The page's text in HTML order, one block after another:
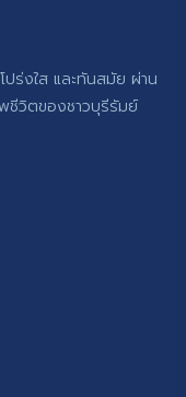
ปร่งใส และทันสมัย ผ่าน
ชีวิตของชาวบุรีรัมย์